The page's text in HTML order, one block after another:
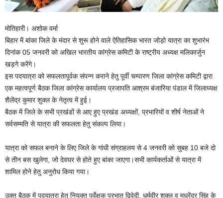
मोतिहारी। अशोक वर्मा
बिहार में बांका जिले के मंदार से शुरू होने वाले ऐतिहासिक भारत जोड़ो यात्रा का शुभारंभ
दिनांक 05 जनवरी को अखिल भारतीय कांग्रेस कमिटी के राष्ट्रीय अध्यक्ष मलिकार्जुन
खड़गे करेंगे।
इस पदयात्रा को सफलतापूर्वक संपन्न कराने हेतु पूर्वी चम्पारण जिला कांग्रेस कमिटी द्वारा
एक महत्वपूर्ण बैठक जिला कांग्रेस कार्यालय प्रजापति आश्रम बंजारिया पंडाल में जिलाध्यक्ष
शैलेंद्र कुमार शुक्ल के नेतृत्व में हुई।
बैठक में जिले के सभी प्रखंडों से आए हुए प्रखंड अध्यक्षों, प्रभारियों व शीर्ष नेताओं ने
सर्वसम्मति से यात्रा की सफलता हेतु संकल्प लिया।
यात्रा को सफल बनाने के लिए जिले के गांधी संग्राहलय से 4 जनवरी को सुबह 10 बजे दो
से तीन बस खुलेगा, जो देवघर से होते हुए बांका जाएगा।सभी कार्यकर्ताओं से यात्रा में
शामिल होने हेतु अनुरोध किया गया।
उक्त बैठक में पदयात्रा हेतु नियुक्त पर्वेक्षक प्रभात द्विवेदी, धर्मवीर शुक्ल व मधुरेंद्र सिंह के